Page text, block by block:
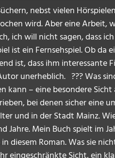
nebst vielen
wird. Aber eine Arbeit,
ich will nicht sagen, dass
ist ein Fernsehspiel. Ob
ist, dass ihm
unerheblich. ??? Was
kann – eine besondere
bei denen sicher eine
und in der Stadt Mainz.
Mein Buch spielt im
diesem Roman. Was sie